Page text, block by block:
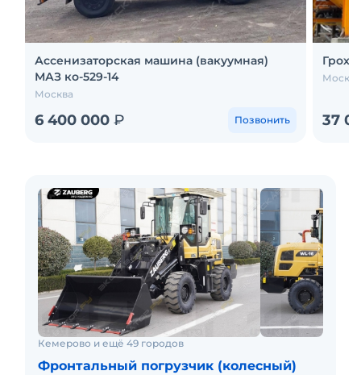
Ассенизаторская машина (вакуумная)
МАЗ ко-529-14
Москва
6 400 000 ₽ Позвонить 37
Кемерово и ещё 49 городов
Фронтальный погрузчик (колесный)